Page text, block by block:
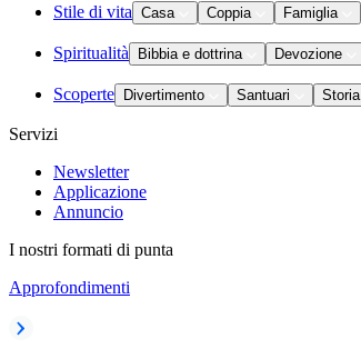
Stile di vita Casa Coppia Famiglia
Spiritualità Bibbia e dottrina Devozione
Scoperte Divertimento Santuari Storia
Servizi
Newsletter
Applicazione
Annuncio
I nostri formati di punta
Approfondimenti